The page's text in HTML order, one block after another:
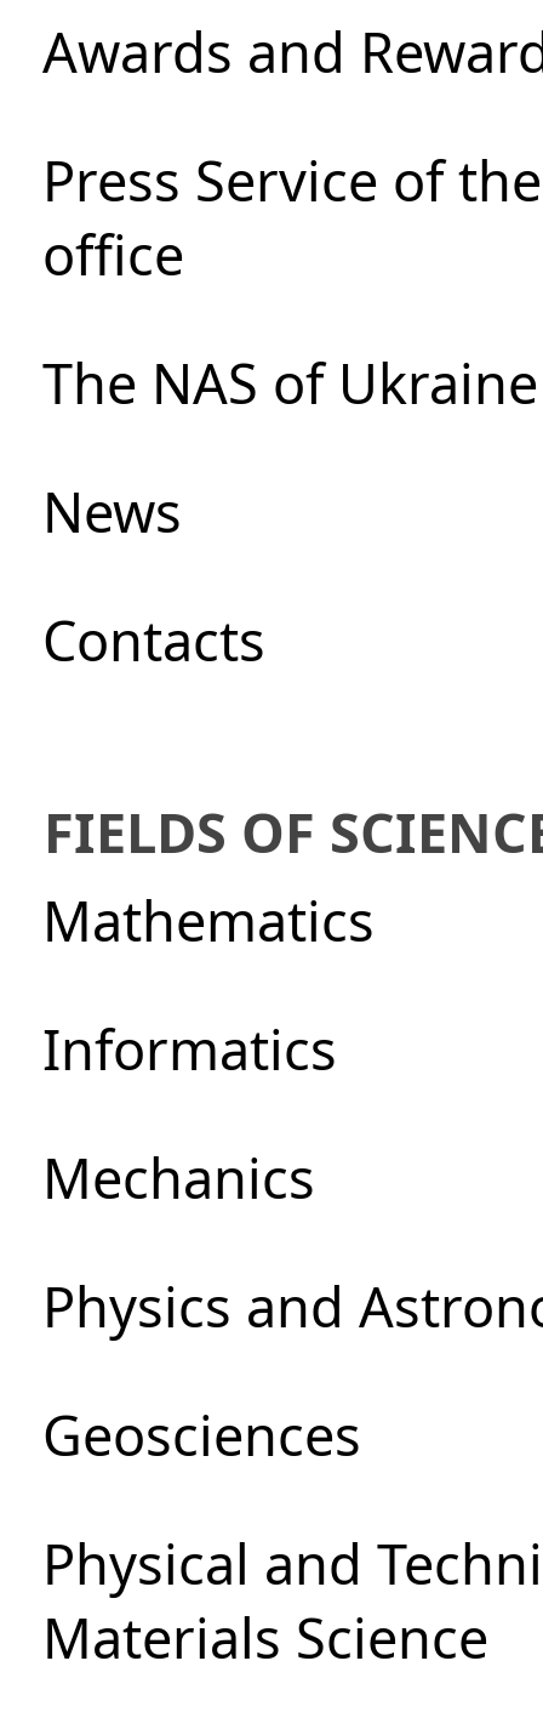
Awards and
Press Service of
office
The NAS of
News
Сontacts
FIELDS OF
Mathematics
Informatics
Mechanics
Physics and
Geosciences
Physical and
Materials Science